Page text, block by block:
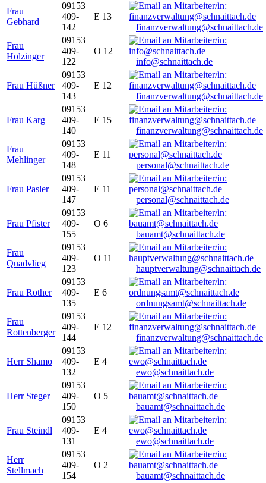
Frau
Gebhard
09153
409-
142
E 13
finanzverwaltung@schnaittach.de
Frau
Holzinger
09153
409-
122
O 12
info@schnaittach.de
Frau Hüßner
09153
409-
143
E 12
finanzverwaltung@schnaittach.de
Frau Karg
09153
409-
140
E 15
finanzverwaltung@schnaittach.de
Frau
Mehlinger
09153
409-
148
E 11
personal@schnaittach.de
Frau Pasler
09153
409-
147
E 11
personal@schnaittach.de
Frau Pfister
09153
409-
155
O 6
bauamt@schnaittach.de
Frau
Quadvlieg
09153
409-
123
O 11
hauptverwaltung@schnaittach.de
Frau Rother
09153
409-
135
E 6
ordnungsamt@schnaittach.de
Frau
Rottenberger
09153
409-
144
E 12
finanzverwaltung@schnaittach.de
Herr Shamo
09153
409-
132
E 4
ewo@schnaittach.de
Herr Steger
09153
409-
150
O 5
bauamt@schnaittach.de
Frau Steindl
09153
409-
131
E 4
ewo@schnaittach.de
Herr
Stellmach
09153
409-
154
O 2
bauamt@schnaittach.de